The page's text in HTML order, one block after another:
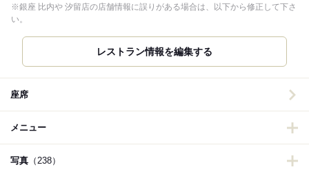
※銀座 比内や 汐留店の店舗情報に誤りがある場合は、以下から修正して下さ
い。
レストラン情報を編集する
座席
メニュー
写真 （238）